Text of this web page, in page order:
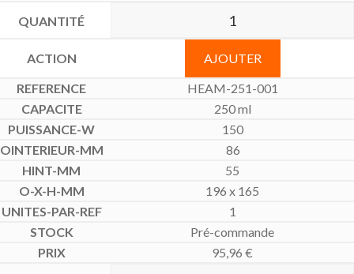
AJOUTER
HEAM-251-001
250 ml
150
86
55
196 x 165
1
Pré-commande
95,96 €